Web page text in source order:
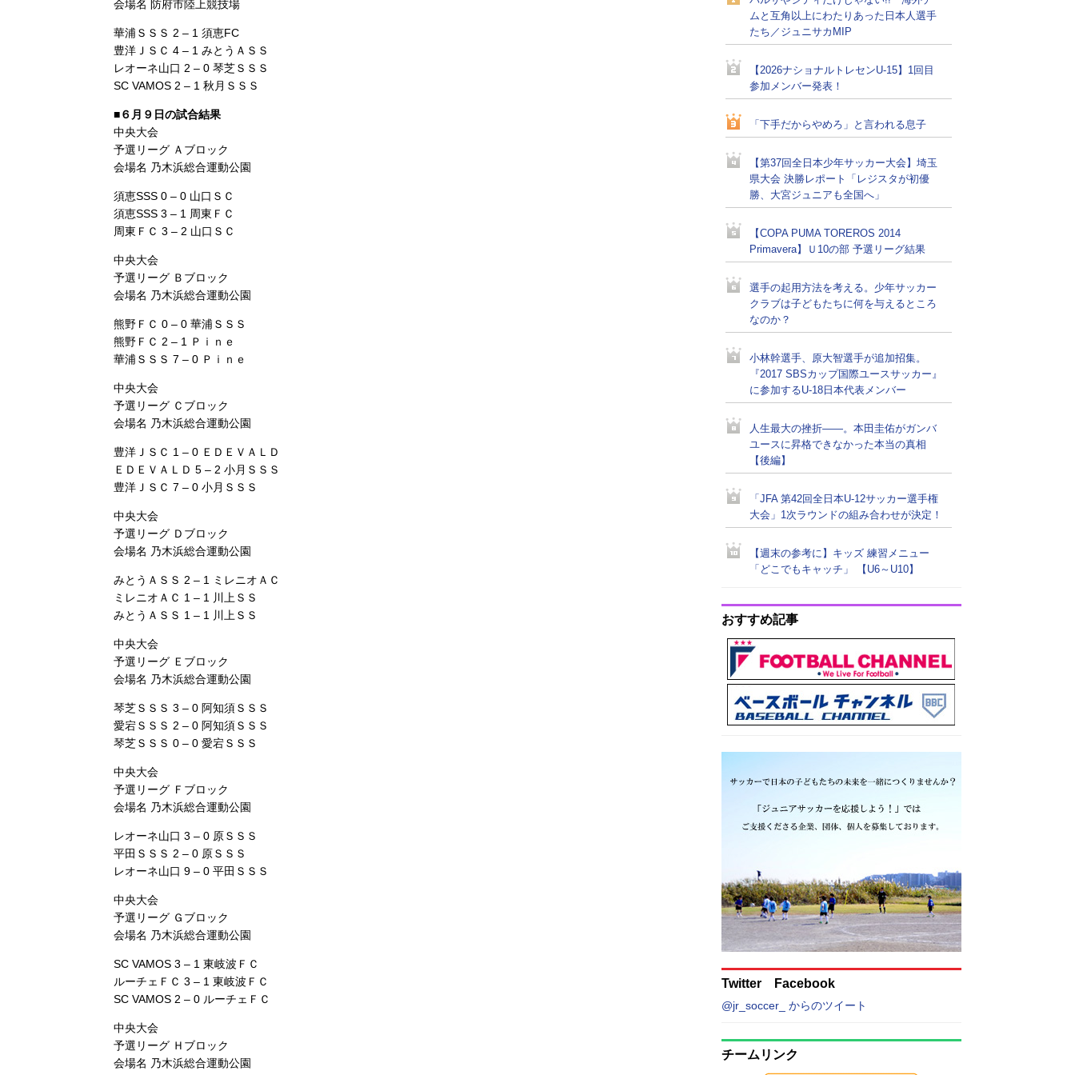
会場名 防府市陸上競技場
華浦ＳＳＳ 2 – 1 須恵FC
豊洋ＪＳＣ 4 – 1 みとうＡＳＳ
レオーネ山口 2 – 0 琴芝ＳＳＳ
SC VAMOS 2 – 1 秋月ＳＳＳ
■６月９日の試合結果
中央大会
予選リーグ Ａブロック
会場名 乃木浜総合運動公園
須恵SSS 0 – 0 山口ＳＣ
須恵SSS 3 – 1 周東ＦＣ
周東ＦＣ 3 – 2 山口ＳＣ
中央大会
予選リーグ Ｂブロック
会場名 乃木浜総合運動公園
熊野ＦＣ 0 – 0 華浦ＳＳＳ
熊野ＦＣ 2 – 1 Ｐｉｎｅ
華浦ＳＳＳ 7 – 0 Ｐｉｎｅ
中央大会
予選リーグ Ｃブロック
会場名 乃木浜総合運動公園
豊洋ＪＳＣ 1 – 0 ＥＤＥＶＡＬＤ
ＥＤＥＶＡＬＤ 5 – 2 小月ＳＳＳ
豊洋ＪＳＣ 7 – 0 小月ＳＳＳ
中央大会
予選リーグ Ｄブロック
会場名 乃木浜総合運動公園
みとうＡＳＳ 2 – 1 ミレニオＡＣ
ミレニオＡＣ 1 – 1 川上ＳＳ
みとうＡＳＳ 1 – 1 川上ＳＳ
中央大会
予選リーグ Ｅブロック
会場名 乃木浜総合運動公園
琴芝ＳＳＳ 3 – 0 阿知須ＳＳＳ
愛宕ＳＳＳ 2 – 0 阿知須ＳＳＳ
琴芝ＳＳＳ 0 – 0 愛宕ＳＳＳ
中央大会
予選リーグ Ｆブロック
会場名 乃木浜総合運動公園
レオーネ山口 3 – 0 原ＳＳＳ
平田ＳＳＳ 2 – 0 原ＳＳＳ
レオーネ山口 9 – 0 平田ＳＳＳ
中央大会
予選リーグ Ｇブロック
会場名 乃木浜総合運動公園
SC VAMOS 3 – 1 東岐波ＦＣ
ルーチェＦＣ 3 – 1 東岐波ＦＣ
SC VAMOS 2 – 0 ルーチェＦＣ
中央大会
予選リーグ Ｈブロック
会場名 乃木浜総合運動公園
ムと互角以上にわたりあった日本人選手
たち／ジュニサカMIP
【2026ナショナルトレセンU-15】1回目
参加メンバー発表！
「下手だからやめろ」と言われる息子
【第37回全日本少年サッカー大会】埼玉
県大会 決勝レポート「レジスタが初優
勝、大宮ジュニアも全国へ」
【COPA PUMA TOREROS 2014
Primavera】Ｕ10の部 予選リーグ結果
選手の起用方法を考える。少年サッカー
クラブは子どもたちに何を与えるところ
なのか？
小林幹選手、原大智選手が追加招集。
『2017 SBSカップ国際ユースサッカー』
に参加するU-18日本代表メンバー
人生最大の挫折――。本田圭佑がガンバ
ユースに昇格できなかった本当の真相
【後編】
「JFA 第42回全日本U-12サッカー選手権
大会」1次ラウンドの組み合わせが決定！
【週末の参考に】キッズ 練習メニュー
「どこでもキャッチ」 【U6～U10】
おすすめ記事
Twitter Facebook
@jr_soccer_ からのツイート
チームリンク